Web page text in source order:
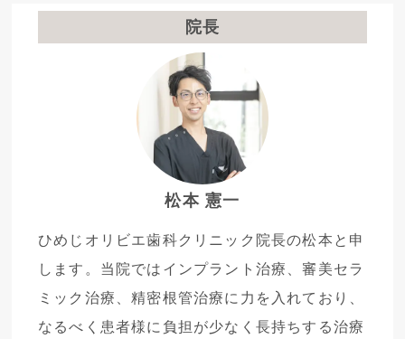
院長
松本 憲一
ひめじオリビエ歯科クリニック院長の松本と申
します。当院ではインプラント治療、審美セラ
ミック治療、精密根管治療に力を入れており、
なるべく患者様に負担が少なく長持ちする治療